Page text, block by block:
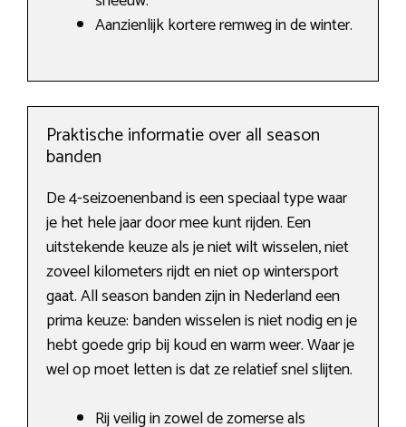
Aanzienlijk kortere remweg in de winter.
Praktische informatie over all season
banden
De 4-seizoenenband is een speciaal type waar
je het hele jaar door mee kunt rijden. Een
uitstekende keuze als je niet wilt wisselen, niet
zoveel kilometers rijdt en niet op wintersport
gaat. All season banden zijn in Nederland een
prima keuze: banden wisselen is niet nodig en je
hebt goede grip bij koud en warm weer. Waar je
wel op moet letten is dat ze relatief snel slijten.
Rij veilig in zowel de zomerse als